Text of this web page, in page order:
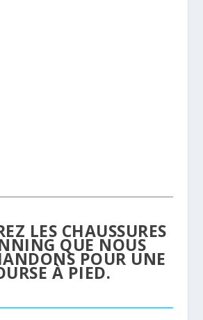
LES CHAUSSURES
QUE NOUS
POUR UNE
À PIED.